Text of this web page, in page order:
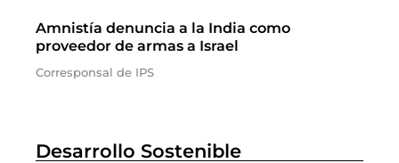
Amnistía denuncia a la India como
proveedor de armas a Israel
Corresponsal de IPS
Desarrollo Sostenible